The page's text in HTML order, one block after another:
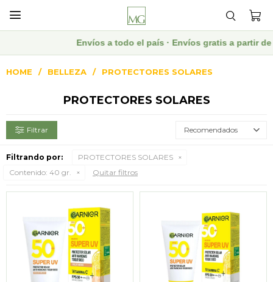

Envíos a todo el país · Envíos gratis a partir de
HOME BELLEZA PROTECTORES SOLARES
PROTECTORES SOLARES
Recomendados
Filtrando por:
PROTECTORES SOLARES
Contenido: 40 gr. Quitar filtros